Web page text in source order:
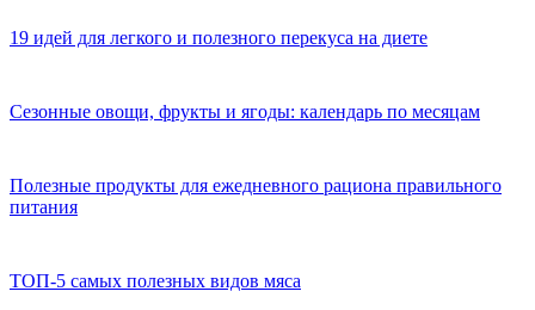
19 идей для легкого и полезного перекуса на диете
Сезонные овощи, фрукты и ягоды: календарь по месяцам
Полезные продукты для ежедневного рациона правильного
питания
ТОП-5 самых полезных видов мяса